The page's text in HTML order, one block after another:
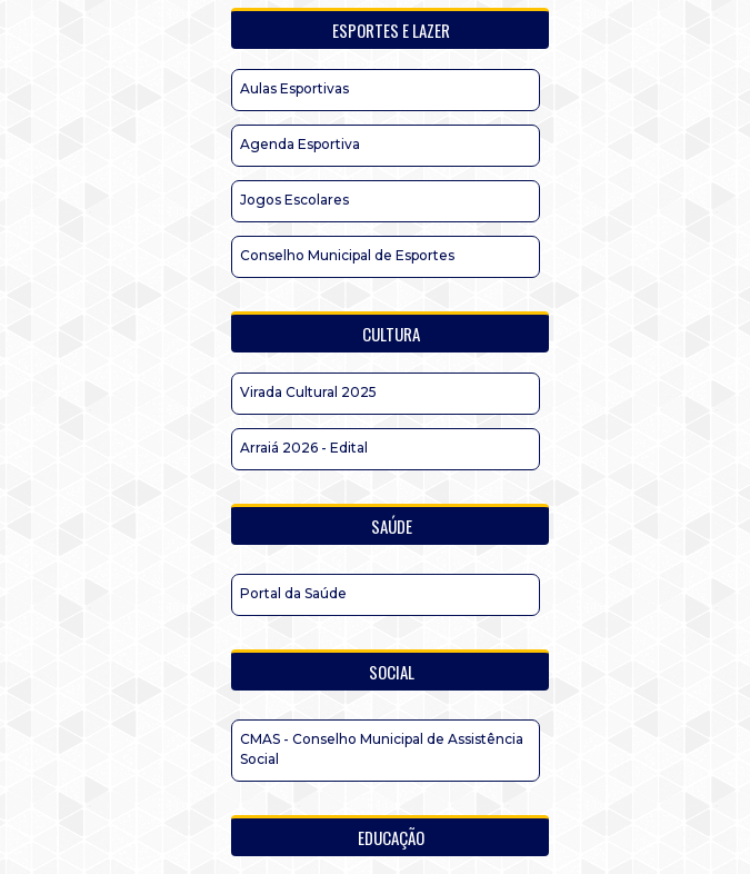
ESPORTES E LAZER
Aulas Esportivas
Agenda Esportiva
Jogos Escolares
Conselho Municipal de Esportes
CULTURA
Virada Cultural 2025
Arraiá 2026 - Edital
SAÚDE
Portal da Saúde
SOCIAL
CMAS - Conselho Municipal de Assistência
Social
EDUCAÇÃO